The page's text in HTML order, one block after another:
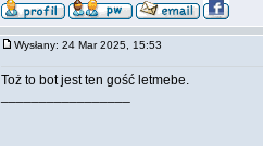
Wysłany: 24 Mar 2025, 15:53
Toż to bot jest ten gość letmebe.